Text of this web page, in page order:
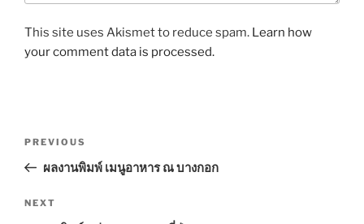
This site uses Akismet to reduce spam. Learn how
your comment data is processed.
s
t
P
r
v
PREVIOUS
ผลงานพิมพ์ เมนูอาหาร ณ บางกอก
N
NEXT